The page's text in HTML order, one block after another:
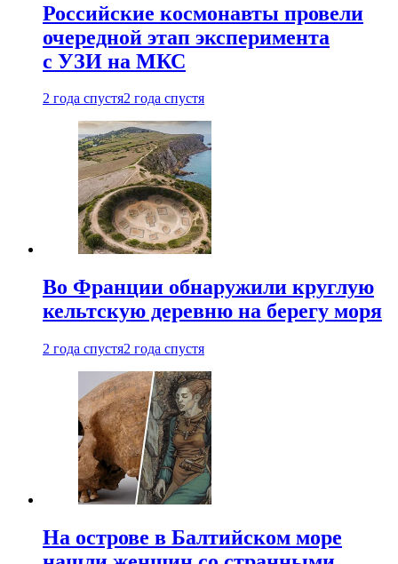
Российские космонавты провели
очередной этап эксперимента
с УЗИ на МКС
2 года спустя2 года спустя
Во Франции обнаружили круглую
кельтскую деревню на берегу моря
2 года спустя2 года спустя
На острове в Балтийском море